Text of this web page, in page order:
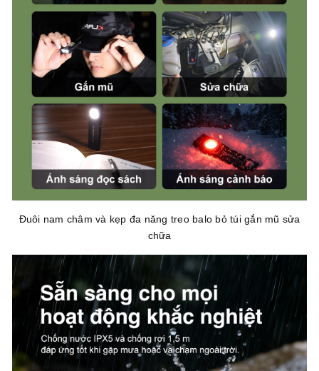
Đuôi nam châm và kẹp đa năng treo balo bỏ túi gắn mũ sửa
chữa